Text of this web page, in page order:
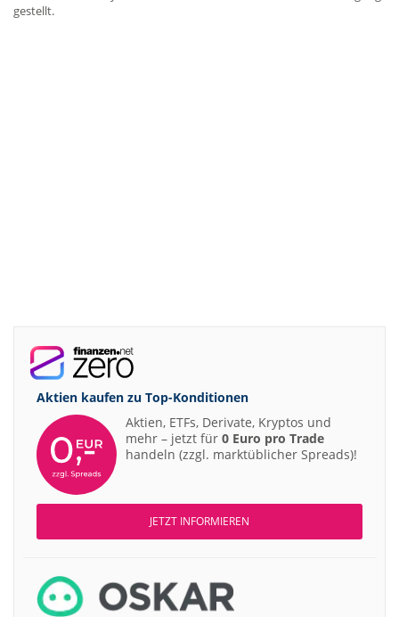
gestellt.
Aktien kaufen zu Top-Konditionen
Aktien, ETFs, Derivate, Kryptos und
mehr – jetzt für 0 Euro pro Trade
handeln (zzgl. marktüblicher Spreads)!
JETZT INFORMIEREN